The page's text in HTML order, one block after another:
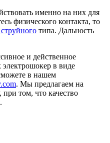
именно на них для
физического контакта, то
типа. Дальность
и действенное
электрошокер в виде
в нашем
. Мы предлагаем на
том, что качество